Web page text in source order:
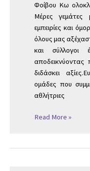
Φοίβου Κω
Μέρες γεμάτες
εμπειρίες και
όλους μας
και σύλλογοι
διδάσκει
ομάδες που
αθλήτριες
Read More »